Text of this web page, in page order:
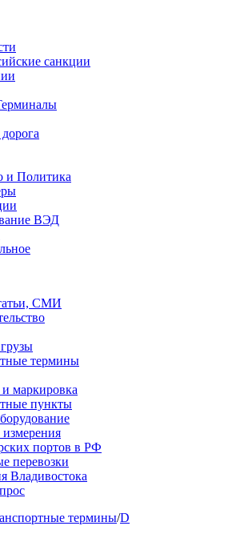
санкции
и Политика
ВЭД
СМИ
термины
маркировка
пункты
портов в РФ
перевозки
Владивостока
термины/D